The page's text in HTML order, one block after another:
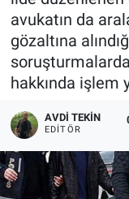
avukatın da
gözaltına
hakkında işlem
AVDI TEKIN
EDITÖR
Tüm
Son Dakika
Haber Arşivi